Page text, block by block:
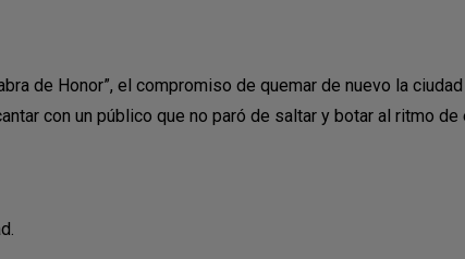
de Honor”, el compromiso de quemar de nuevo la
con un público que no paró de saltar y botar al ritmo